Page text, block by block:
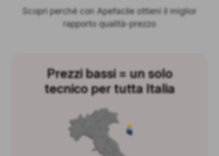
Scopri perché con Apefacile ottieni il miglior
rapporto qualità-prezzo
Prezzi bassi = un solo
tecnico per tutta Italia